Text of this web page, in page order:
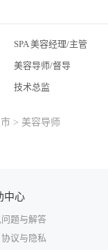
SPA 美容经理/主管
美容导师/督导
技术总监
> 美容导师
中心
问题与解答
议与隐私